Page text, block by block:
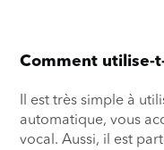
Comment utilise-
Il est très simple à
automatique, vous
vocal. Aussi, il est